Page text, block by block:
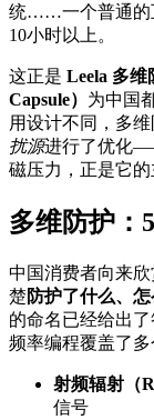
统……一个普通的
10小时以上。
这正是 Leela 多维
Capsule） 为中国
用设计不同，多
扰源进行了优化
磁压力，正是它的
多维防护：
中国消费者向来
楚防护了什么、
的命名已经给出了
频率编程覆盖了多
射频辐射（
信号